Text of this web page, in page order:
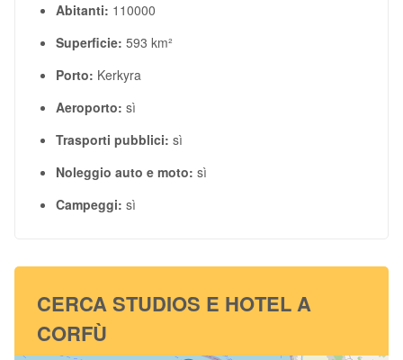
Abitanti: 110000
Superficie: 593 km²
Porto: Kerkyra
Aeroporto: sì
Trasporti pubblici: sì
Noleggio auto e moto: sì
Campeggi: sì
CERCA STUDIOS E HOTEL A
CORFÙ